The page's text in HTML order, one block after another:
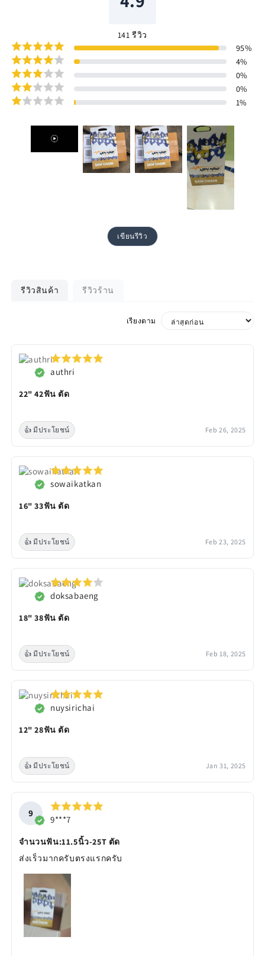
141 รีวิว
95%
4%
0%
0%
1%
เขียนรีวิว
รีวิวสินค้า รีวิวร้าน
เรียงตาม
authri
22" 42ฟัน ตัด
👍 มีประโยชน์ Feb 26, 2025
sowaikatkan
16" 33ฟัน ตัด
👍 มีประโยชน์ Feb 23, 2025
doksabaeng
18" 38ฟัน ตัด
👍 มีประโยชน์ Feb 18, 2025
nuysirichai
12" 28ฟัน ตัด
👍 มีประโยชน์ Jan 31, 2025
9
9***7
จำนวนฟัน:11.5นิ้ว-25T ตัด
ส่งเร็วมากครับตรงแรกครับ